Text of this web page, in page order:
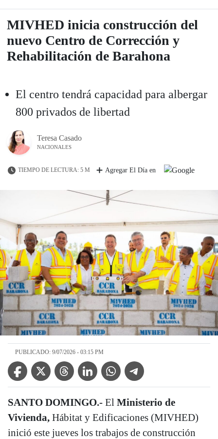
MIVHED inicia construcción del
nuevo Centro de Corrección y
Rehabilitación de Barahona
El centro tendrá capacidad para albergar
800 privados de libertad
Teresa Casado
NACIONALES
TIEMPO DE LECTURA: 5 M Agregar El Día en
PUBLICADO: 9/07/2026 - 03:15 PM
Facebook IconTwitter IconThreads IconLinkedin IconWhatsApp IconTelegram Icon
SANTO DOMINGO.- El Ministerio de
Vivienda, Hábitat y Edificaciones (MIVHED)
inició este jueves los trabajos de construcción